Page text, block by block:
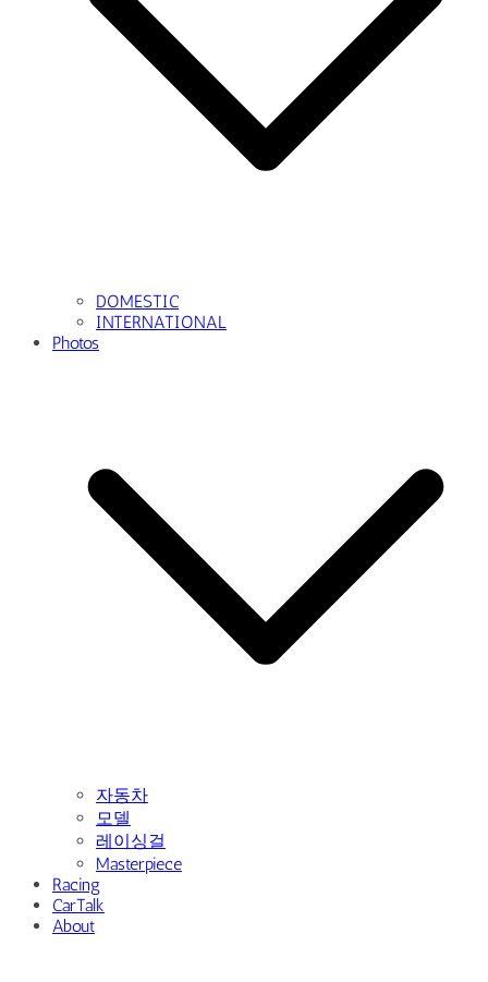
DOMESTIC
INTERNATIONAL
Photos
자동차
모델
레이싱걸
Masterpiece
Racing
CarTalk
About